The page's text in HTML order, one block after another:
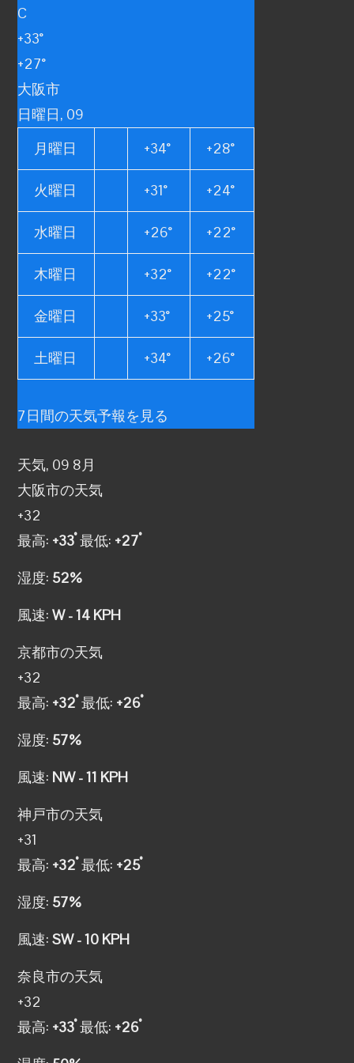
C
+33°
+27°
大阪市
日曜日, 09
月曜日
+34° +28°
火曜日 +31° +24°
水曜日 +26° +22°
木曜日 +32° +22°
金曜日 +33° +25°
土曜日 +34° +26°
7日間の天気予報を見る
天気, 09 8月
大阪市の天気
+32
最高: +33°最低: +27°
湿度: 52%
風速:W - 14 KPH
京都市の天気
+32
最高: +32°最低: +26°
湿度: 57%
風速: NW - 11 KPH
神戸市の天気
+31
最高: +32°最低: +25°
湿度: 57%
風速:SW - 10 KPH
奈良市の天気
+32
最高: +33°最低: +26°